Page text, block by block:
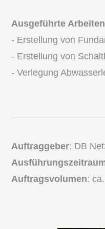
Ausgeführte
- Erstellung von
- Erstellung von
- Verlegung
Auftraggeber: DB
Auftragsvolumen: